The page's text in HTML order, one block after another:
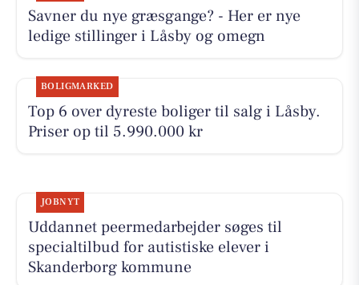
Savner du nye græsgange? - Her er nye
ledige stillinger i Låsby og omegn
BOLIGMARKED
Top 6 over dyreste boliger til salg i Låsby.
Priser op til 5.990.000 kr
JOBNYT
Uddannet peermedarbejder søges til
specialtilbud for autistiske elever i
Skanderborg kommune